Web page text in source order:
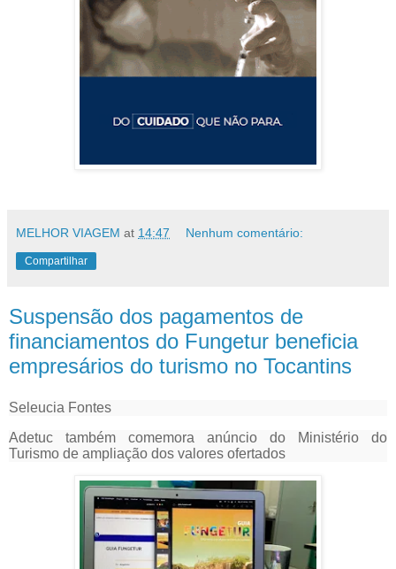
MELHOR VIAGEM at 14:47 Nenhum comentário:
Compartilhar
Suspensão dos pagamentos de
financiamentos do Fungetur beneficia
empresários do turismo no Tocantins
Seleucia Fontes
Adetuc também comemora anúncio do Ministério do
Turismo de ampliação dos valores ofertados